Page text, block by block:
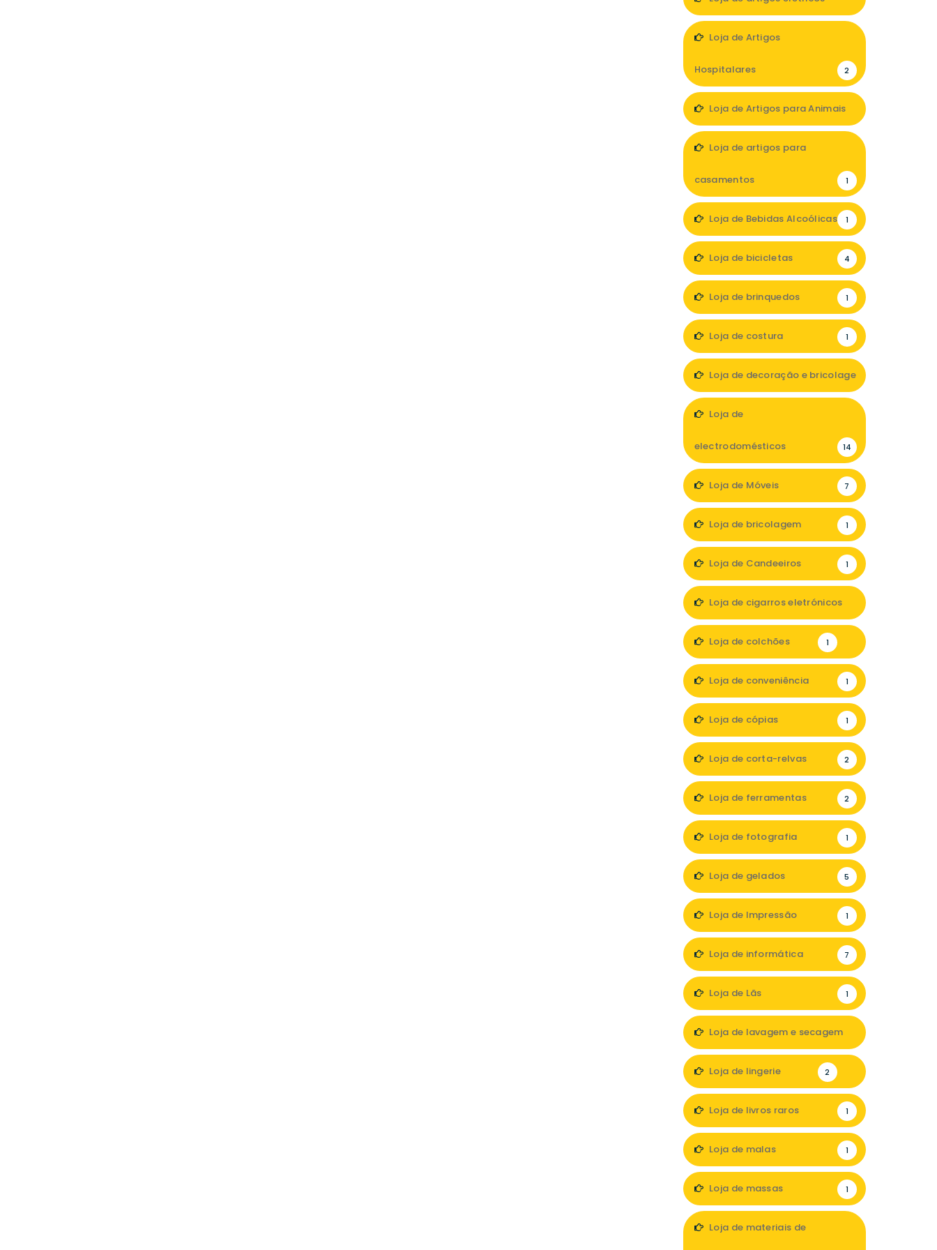
Loja de Artigos
Hospitalares 2
Loja de Artigos para Animais
Loja de artigos para
casamentos 1
Loja de Bebidas Alcoólicas 1
Loja de bicicletas 4
Loja de brinquedos 1
Loja de costura 1
Loja de decoração e bricolage
Loja de
electrodomésticos 14
Loja de Móveis 7
Loja de bricolagem 1
Loja de Candeeiros 1
Loja de cigarros eletrónicos
Loja de colchões 1
Loja de conveniência 1
Loja de cópias 1
Loja de corta-relvas 2
Loja de ferramentas 2
Loja de fotografia 1
Loja de gelados 5
Loja de Impressão 1
Loja de informática 7
Loja de Lãs 1
Loja de lavagem e secagem
Loja de lingerie 2
Loja de livros raros 1
Loja de malas 1
Loja de massas 1
Loja de materiais de